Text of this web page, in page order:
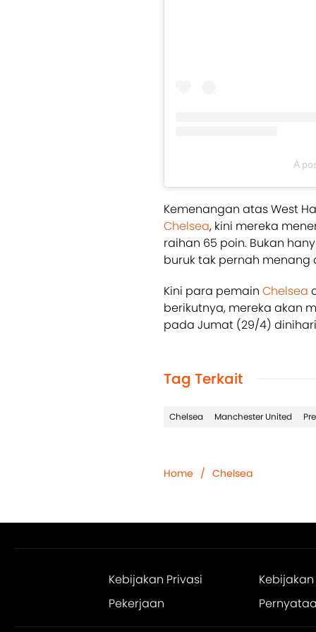
A
Kemenangan atas West
Chelsea, kini mereka
raihan 65 poin. Bukan
buruk tak pernah
Kini para pemain Chelsea
berikutnya, mereka akan
pada Jumat (29/4) dinihari
Tag Terkait
Chelsea Manchester United
Home / Chelsea
Kebijakan Privasi
Pekerjaan